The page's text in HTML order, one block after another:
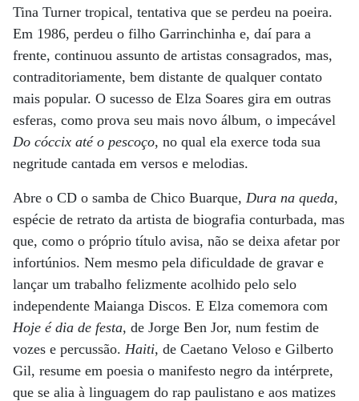
Tina Turner tropical, tentativa que se perdeu na poeira.
Em 1986, perdeu o filho Garrinchinha e, daí para a
frente, continuou assunto de artistas consagrados, mas,
contraditoriamente, bem distante de qualquer contato
mais popular. O sucesso de Elza Soares gira em outras
esferas, como prova seu mais novo álbum, o impecável
Do cóccix até o pescoço, no qual ela exerce toda sua
negritude cantada em versos e melodias.
Abre o CD o samba de Chico Buarque, Dura na queda,
espécie de retrato da artista de biografia conturbada, mas
que, como o próprio título avisa, não se deixa afetar por
infortúnios. Nem mesmo pela dificuldade de gravar e
lançar um trabalho felizmente acolhido pelo selo
independente Maianga Discos. E Elza comemora com
Hoje é dia de festa, de Jorge Ben Jor, num festim de
vozes e percussão. Haiti, de Caetano Veloso e Gilberto
Gil, resume em poesia o manifesto negro da intérprete,
que se alia à linguagem do rap paulistano e aos matizes